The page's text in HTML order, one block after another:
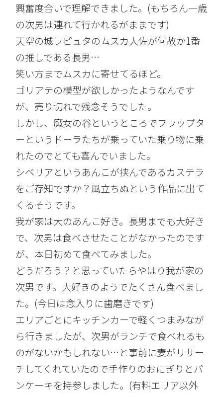
興奮度合いで理解できました。(もちろん一歳
の次男は連れて行かれるがままです)
天空の城ラピュタのムスカ大佐が何故か1番
の推しである長男…
笑い方までムスカに寄せてるほど。
ゴリアテの模型が欲しかったようなんです
が、売り切れで残念そうでした。
しかし、魔女の谷というところでフラップタ
ーというドーラたちが乗っていた乗り物に乗
れたのでとても喜んでいました。
シベリアというあんこが挟んであるカステラ
をご存知ですか？風立ちぬという作品に出て
くるそうです。
我が家は大のあんこ好き。長男までも大好き
で、次男は食べさせたことがなかったのです
が、本日初めて食べてみました。
どうだろう？と思っていたらやはり我が家の
次男です。大好きのようでたくさん食べまし
た。(今日は念入りに歯磨きです)
エリアごとにキッチンカーで軽くつまみなが
ら行きましたが、次男がランチで食べれるも
のがないかもしれない…と事前に妻がリサー
チしてくれていたので手作りのおにぎりとパ
ンケーキを持参しました。(有料エリア以外